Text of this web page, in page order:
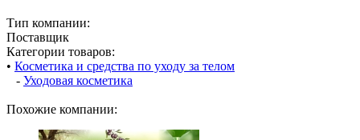
Тип компании:
Поставщик
Категории товаров:
• Косметика и средства по уходу за телом
- Уходовая косметика
Похожие компании: